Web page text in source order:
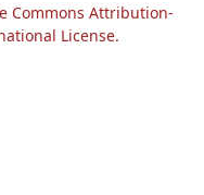
Commons Attribution-
License.